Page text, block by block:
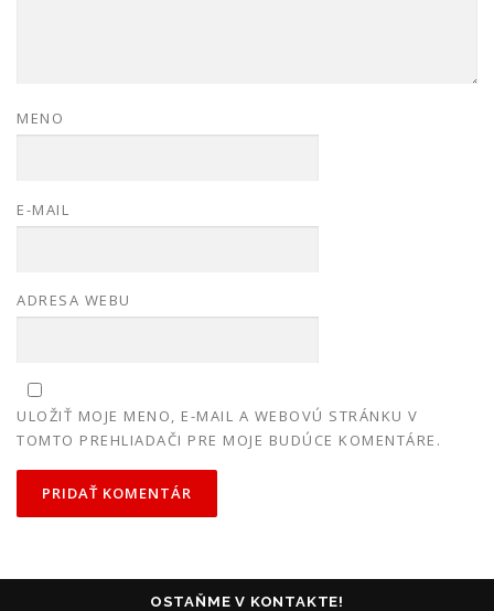
MENO
E-MAIL
ADRESA WEBU
ULOŽIŤ MOJE MENO, E-MAIL A WEBOVÚ STRÁNKU V
TOMTO PREHLIADAČI PRE MOJE BUDÚCE KOMENTÁRE.
OSTAŇME V KONTAKTE!